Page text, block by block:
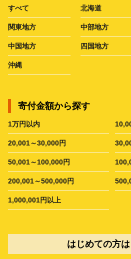
すべて 北海道
関東地方 中部地方
中国地方 四国地方
沖縄
寄付金額から探す
1万円以内
20,001～30,000円
50,001～100,000円
200,001～500,000円
1,000,001円以上
はじめての方